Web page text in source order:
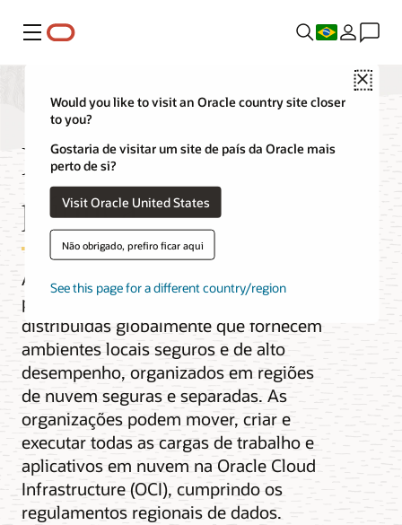
Menu
Close
Would you like to visit an Oracle country site closer
to you?
Gostaria de visitar um site de país da Oracle mais
perto de si?
Visit Oracle United States
Não obrigado, prefiro ficar aqui
See this page for a different country/region
Regiões de nuvem
pública
A nuvem pública da Oracle é fornecida
por redes de regiões de nuvem
distribuídas globalmente que fornecem
ambientes locais seguros e de alto
desempenho, organizados em regiões
de nuvem seguras e separadas. As
organizações podem mover, criar e
executar todas as cargas de trabalho e
aplicativos em nuvem na Oracle Cloud
Infrastructure (OCI), cumprindo os
regulamentos regionais de dados.